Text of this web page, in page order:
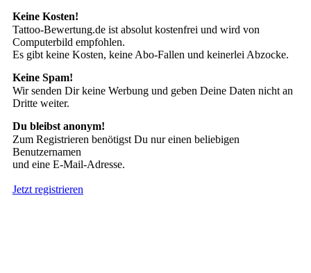
Keine Kosten!
Tattoo-Bewertung.de ist absolut kostenfrei und wird von
Computerbild empfohlen.
Es gibt keine Kosten, keine Abo-Fallen und keinerlei Abzocke.
Keine Spam!
Wir senden Dir keine Werbung und geben Deine Daten nicht an
Dritte weiter.
Du bleibst anonym!
Zum Registrieren benötigst Du nur einen beliebigen
Benutzernamen
und eine E-Mail-Adresse.
Jetzt registrieren